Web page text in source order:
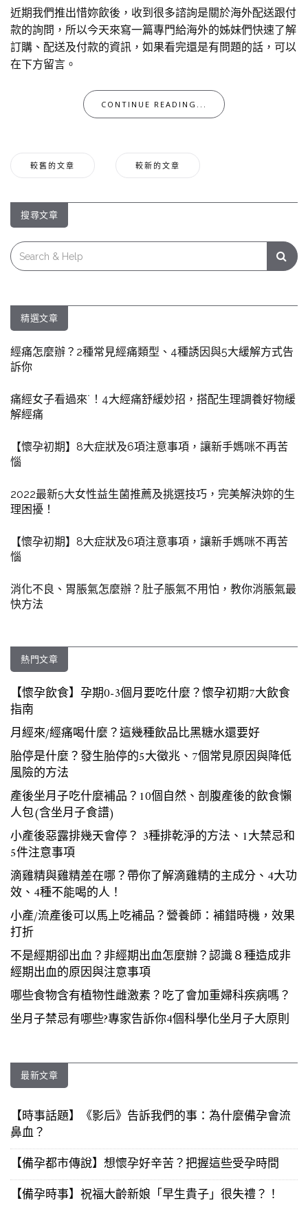
近期我們推出惜妳飲後，收到很多諮詢是關於海外配送跟付
款的詢問，所以今天來寫一篇專門給海外的姊妹們快速了解
訂購、配送及付款的資訊，如果看完還是有問題的話，可以
在下方留言。
CONTINUE READING...
文
章
導
覽
較舊的文章 較新的文章
搜尋文章
Search
for:
精選文章
經痛怎麼辦？2種常見經痛類型、4種誘因與5大緩解方式告
訴你
痛經女子看過來˙！4大經痛舒緩妙招，搭配生理調養好物緩
解經痛
【懷孕初期】8大症狀及6項注意事項，讓新手媽咪不再苦
惱
2022最新5大女性益生菌推薦及挑選技巧，完美解決妳的生
理困擾！
【懷孕初期】8大症狀及6項注意事項，讓新手媽咪不再苦
惱
消化不良、胃脹氣怎麼辦？肚子脹氣不用怕，教你消脹氣最
快方法
熱門文章
【懷孕飲食】孕期0-3個月要吃什麼？懷孕初期7大飲食
指南
月經來/經痛喝什麼？這幾種飲品比黑糖水還要好
胎停是什麼？發生胎停的5大徵兆、7個常見原因與降低
風險的方法
產後坐月子吃什麼補品？10個自然、剖腹產後的飲食懶
人包(含坐月子食譜)
小產後惡露排幾天會停？ 3種排乾淨的方法、1大禁忌和
5件注意事項
滴雞精與雞精差在哪？帶你了解滴雞精的主成分、4大功
效、4種不能喝的人！
小產/流產後可以馬上吃補品？營養師：補錯時機，效果
打折
不是經期卻出血？非經期出血怎麼辦？認識８種造成非
經期出血的原因與注意事項
哪些食物含有植物性雌激素？吃了會加重婦科疾病嗎？
坐月子禁忌有哪些?專家告訴你4個科學化坐月子大原則
最新文章
【時事話題】《影后》告訴我們的事：為什麼備孕會流
鼻血？
【備孕都市傳說】想懷孕好辛苦？把握這些受孕時間
【備孕時事】祝福大齡新娘「早生貴子」很失禮？！